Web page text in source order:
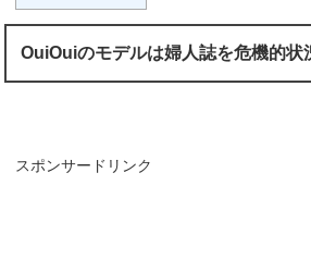
OuiOuiのモデルは婦人誌を危機的状
スポンサードリンク